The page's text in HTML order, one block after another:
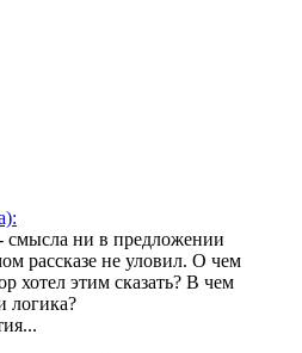
смысла ни в предложении
рассказе не уловил. О чем
хотел этим сказать? В чем
логика?